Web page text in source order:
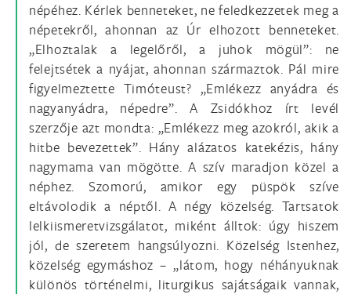
népéhez. Kérlek benneteket, ne feledkezzetek meg a
népetekről, ahonnan az Úr elhozott benneteket.
„Elhoztalak a legelőről, a juhok mögül”: ne
felejtsétek a nyájat, ahonnan származtok. Pál mire
figyelmeztette Timóteust? „Emlékezz anyádra és
nagyanyádra, népedre”. A Zsidókhoz írt levél
szerzője azt mondta: „Emlékezz meg azokról, akik a
hitbe bevezettek”. Hány alázatos katekézis, hány
nagymama van mögötte. A szív maradjon közel a
néphez. Szomorú, amikor egy püspök szíve
eltávolodik a néptől. A négy közelség. Tartsatok
lelkiismeretvizsgálatot, miként álltok: úgy hiszem
jól, de szeretem hangsúlyozni. Közelség Istenhez,
közelség egymáshoz – „látom, hogy néhányuknak
különös történelmi, liturgikus sajátságaik vannak,